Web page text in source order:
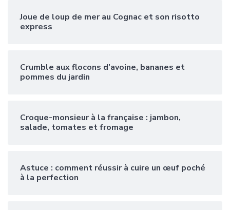
Joue de loup de mer au Cognac et son risotto
express
Crumble aux flocons d’avoine, bananes et
pommes du jardin
Croque-monsieur à la française : jambon,
salade, tomates et fromage
Astuce : comment réussir à cuire un œuf poché
à la perfection